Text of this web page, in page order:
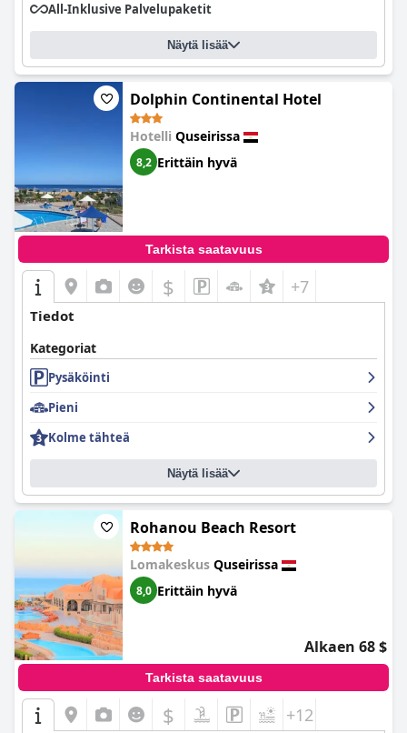
All-Inklusive Palvelupaketit
Näytä lisää
Dolphin Continental Hotel
Hotelli Quseirissa
8,2 Erittäin hyvä
Tarkista saatavuus
$ +7
Tiedot
Kategoriat
Pysäköinti
Pieni
Kolme tähteä
Näytä lisää
Rohanou Beach Resort
Lomakeskus Quseirissa
8,0 Erittäin hyvä
Alkaen 68 $
Tarkista saatavuus
$ +12